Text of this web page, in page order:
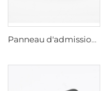
Panneau d'admission avant T5/6